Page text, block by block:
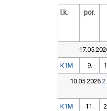
l.k. por.
K1M 9.
10.05.2026
K1M 11.